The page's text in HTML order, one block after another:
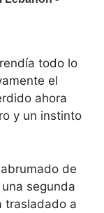
todo lo
el
ahora
y un instinto
de
segunda
trasladado a